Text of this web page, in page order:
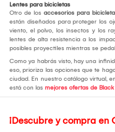
Lentes para bicicletas
Otro de los accesorios para
están diseñados para proteger los
viento, el polvo, los insectos y los
lentes de alta resistencia a los
posibles proyectiles mientras se
Como ya habrás visto, hay una
eso, prioriza las opciones que te
ciudad. En nuestro catálogo virtual,
está con las mejores ofertas de Black
¡Descubre y compra en